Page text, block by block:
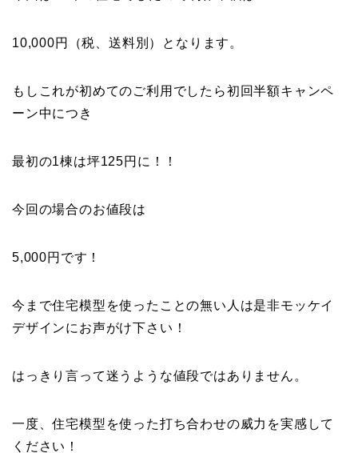
10,000円（税、送料別）となります。
もしこれが初めてのご利用でしたら初回半額キャンペ
ーン中につき
最初の1棟は坪125円に！！
今回の場合のお値段は
5,000円です！
今まで住宅模型を使ったことの無い人は是非モッケイ
デザインにお声がけ下さい！
はっきり言って迷うような値段ではありません。
一度、住宅模型を使った打ち合わせの威力を実感して
ください！